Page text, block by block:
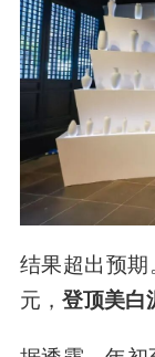
2025年初，佰
养有方”的初
白泥成为转
效定位，到
治敷法”提升